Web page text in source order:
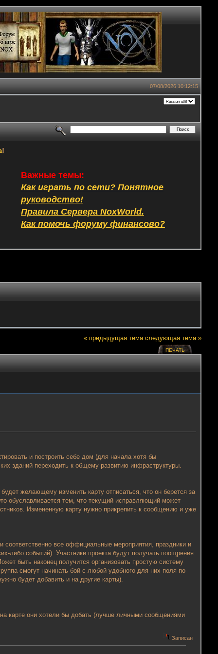
07/08/2026 10:12:15
!
Важные темы:
Как играть по сети? Понятное
руководство!
Правила Сервера NoxWorld.
Как помочь форуму финансово?
« предыдущая тема следующая тема »
ПЕЧАТЬ
и построить себе дом (для начала хотя бы
зданий переходить к общему развитию инфраструктуры.
желающему изменить карту отписаться, что он берется за
обуславливается тем, что текущий исправляющий может
Измененную карту нужно прикрепить к сообщению и уже
соответственно все оффициальные мероприятия, праздники и
либо событий). Участники проекта будут получать поощрения
быть наконец получится организовать простую систему
смогут начинать бой с любой удобного для них поля по
будет добавить и на другие карты).
карте они хотели бы добать (лучше личными сообщениями
Записан